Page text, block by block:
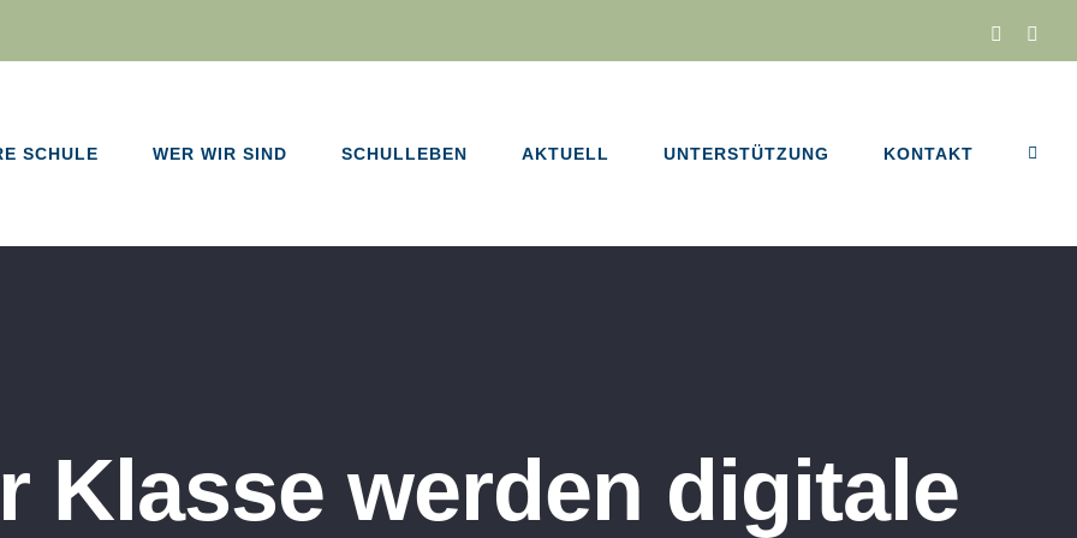
Facebook
SCHULE WER WIR SIND SCHULLEBEN AKTUELL UNTERSTÜTZUNG KONTAKT
Klasse werden digitale